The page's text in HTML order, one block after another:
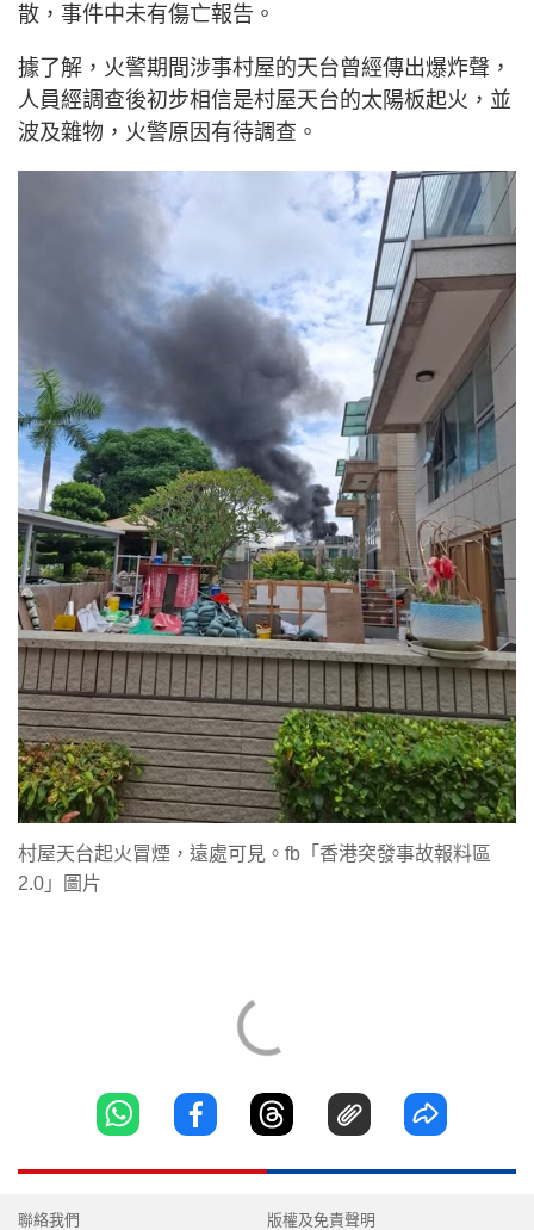
散，事件中未有傷亡報告。
據了解，火警期間涉事村屋的天台曾經傳出爆炸聲，
人員經調查後初步相信是村屋天台的太陽板起火，並
波及雜物，火警原因有待調查。
村屋天台起火冒煙，遠處可見。fb「香港突發事故報料區
2.0」圖片
聯絡我們 版權及免責聲明